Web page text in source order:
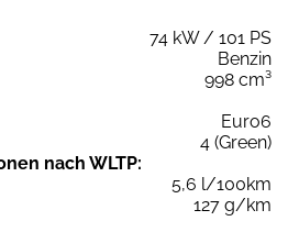
74 kW / 101 PS
Benzin
998 cm³
Euro6
4 (Green)
nach WLTP:
5,6 l/100km
127 g/km